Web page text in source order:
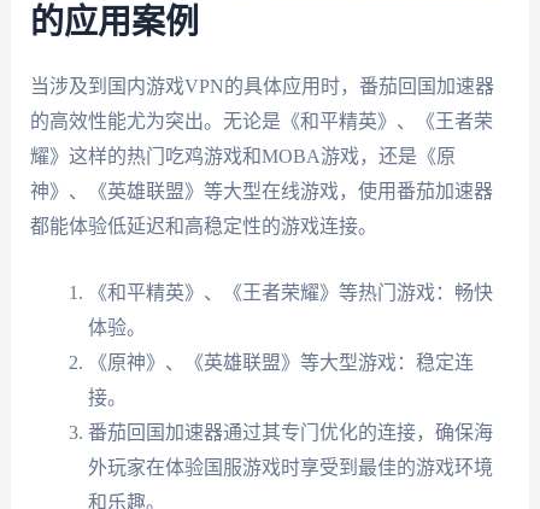
的应用案例
当涉及到国内游戏VPN的具体应用时，番茄回国加速器
的高效性能尤为突出。无论是《和平精英》、《王者荣
耀》这样的热门吃鸡游戏和MOBA游戏，还是《原
神》、《英雄联盟》等大型在线游戏，使用番茄加速器
都能体验低延迟和高稳定性的游戏连接。
《和平精英》、《王者荣耀》等热门游戏：畅快
体验。
《原神》、《英雄联盟》等大型游戏：稳定连
接。
番茄回国加速器通过其专门优化的连接，确保海
外玩家在体验国服游戏时享受到最佳的游戏环境
和乐趣。